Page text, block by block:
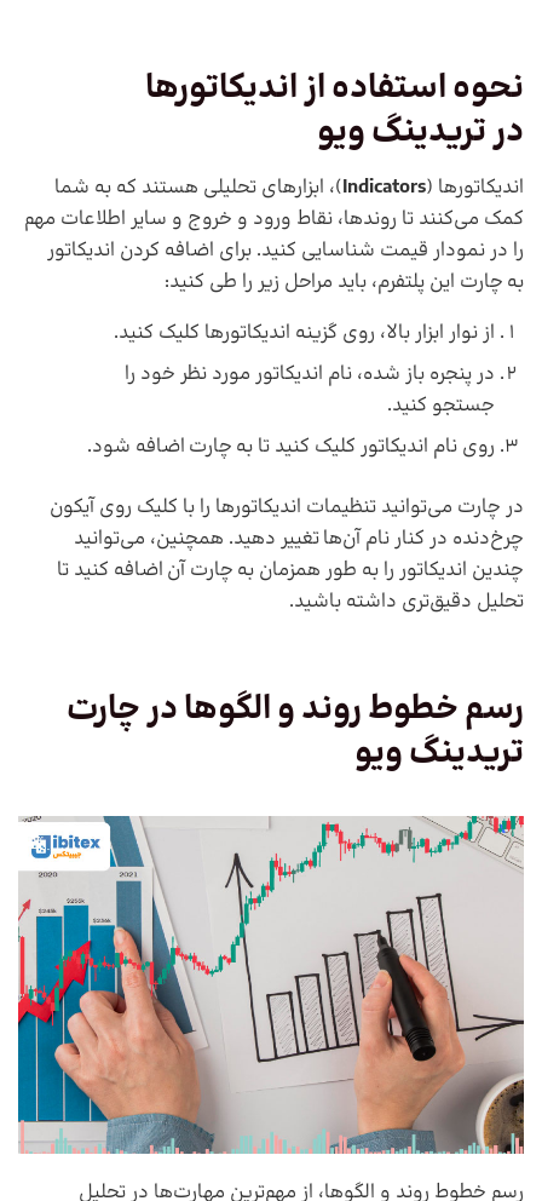
نحوه استفاده از اندیکاتورها
درتریدینگ ویو
اندیکاتورها (Indicators)، ابزارهای تحلیلی هستند که به شما
کمک می‌کنند تا روندها، نقاط ورود و خروج و سایر اطلاعات مهم
را در نمودار قیمت شناسایی کنید. برای اضافه کردن اندیکاتور
به چارت این پلتفرم، باید مراحل زیر را طی کنید:
از نوار ابزار بالا، روی گزینه اندیکاتورها کلیک کنید.
در پنجره باز شده، نام اندیکاتور مورد نظر خود را
جستجو کنید.
روی نام اندیکاتور کلیک کنید تا به چارت اضافه شود.
در چارت می‌توانید تنظیمات اندیکاتورها را با کلیک روی آیکون
چرخ‌دنده در کنار نام آن‌ها تغییر دهید. همچنین، می‌توانید
چندین اندیکاتور را به طور همزمان به چارت آن اضافه کنید تا
تحلیل دقیق‌تری داشته باشید.
رسم خطوط روند و الگوها درچارت
تریدینگ ویو
رسم خطوط روند و الگوها، از مهم‌ترین مهارت‌ها در تحلیل